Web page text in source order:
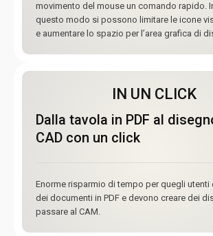
movimento del mouse un comando rapido.
questo modo si possono limitare le icone
e aumentare lo spazio per l’area grafica di
IN UN CLICK
Dalla tavola in PDF al
CAD con un click
Enorme risparmio di tempo per quegli utenti
dei documenti in PDF e devono creare dei
passare al CAM.